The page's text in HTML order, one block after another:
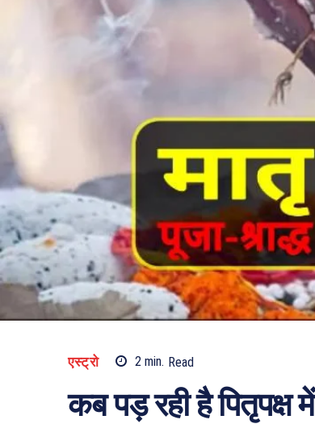
एस्ट्रो 2 min. Read
कब पड़ रही है पितृपक्ष